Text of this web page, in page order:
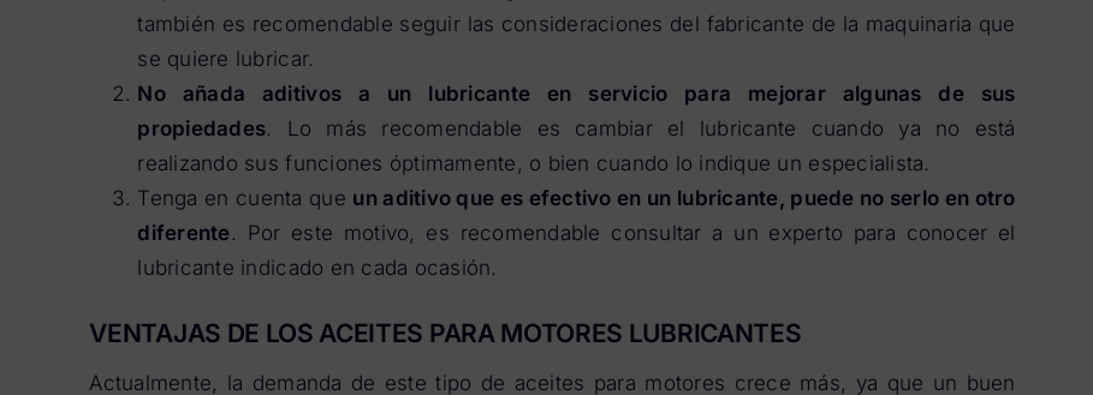
también es recomendable seguir las consideraciones del fabricante de la maquinaria que
se quiere lubricar.
No añada aditivos a un lubricante en servicio para mejorar algunas de sus
propiedades. Lo más recomendable es cambiar el lubricante cuando ya no está
realizando sus funciones óptimamente, o bien cuando lo indique un especialista.
Tenga en cuenta que un aditivo que es efectivo en un lubricante, puede no serlo en otro
diferente. Por este motivo, es recomendable consultar a un experto para conocer el
lubricante indicado en cada ocasión.
VENTAJAS DE LOS ACEITES PARA MOTORES LUBRICANTES
Actualmente, la demanda de este tipo de aceites para motores crece más, ya que un buen